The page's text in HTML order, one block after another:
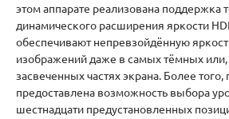
этом аппарате реализована поддержка
динамического расширения яркости
обеспечивают непревзойдённую
изображений даже в самых тёмных или,
засвеченных частях экрана. Более
предоставлена возможность выбора
шестнадцати предустановленных